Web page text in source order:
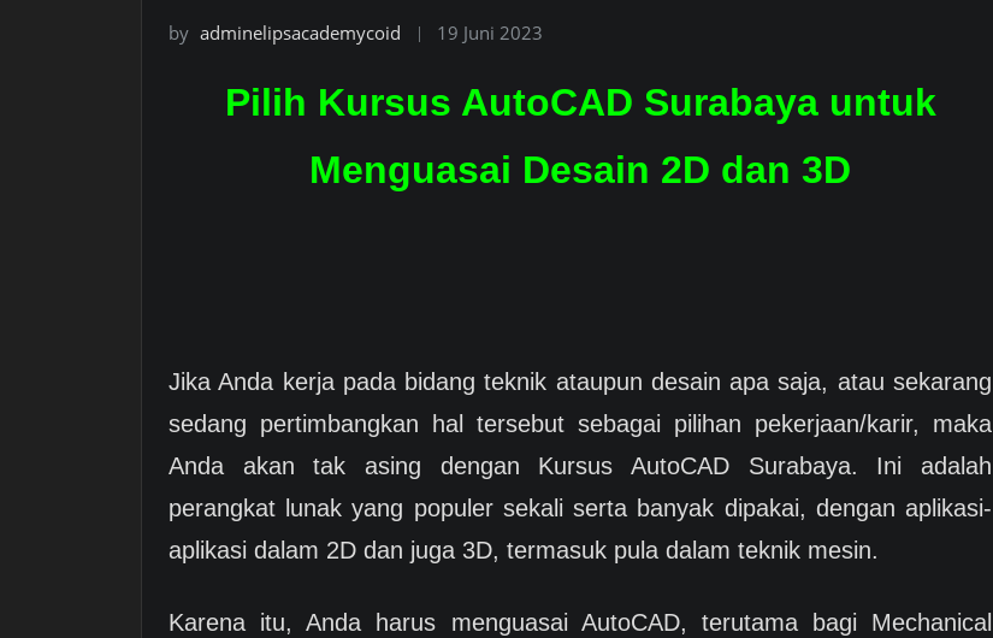
by adminelipsacademycoid 19 Juni 2023
Pilih Kursus AutoCAD Surabaya untuk
Menguasai Desain 2D dan 3D
Jika Anda kerja pada bidang teknik ataupun desain apa saja, atau sekarang
sedang pertimbangkan hal tersebut sebagai pilihan pekerjaan/karir, maka
Anda akan tak asing dengan Kursus AutoCAD Surabaya. Ini adalah
perangkat lunak yang populer sekali serta banyak dipakai, dengan aplikasi-
aplikasi dalam 2D dan juga 3D, termasuk pula dalam teknik mesin.
Karena itu, Anda harus menguasai AutoCAD, terutama bagi Mechanical